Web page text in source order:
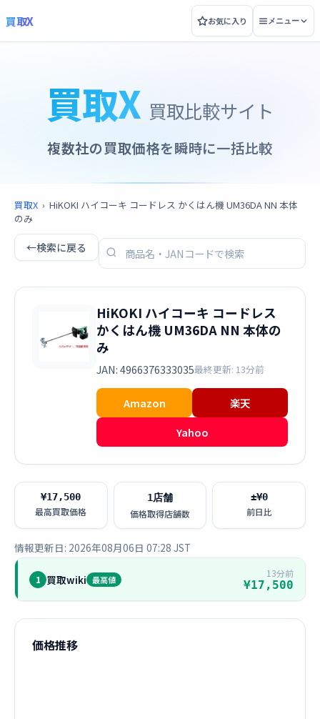
買取X お気に入り メニュー
買取X 買取比較サイト
複数社の買取価格を瞬時に一括比較
買取X › HiKOKI ハイコーキ コードレス かくはん機 UM36DA NN 本体
のみ
←検索に戻る
HiKOKI ハイコーキ コードレス
かくはん機 UM36DA NN 本体の
み
JAN: 4966376333035最終更新: 13分前
Amazon
楽天
Yahoo
¥17,500
最高買取価格
1店舗
価格取得店舗数
±¥0
前日比
情報更新日: 2026年08月06日 07:28 JST
1 買取wiki 最高値
13分前
¥17,500
価格推移